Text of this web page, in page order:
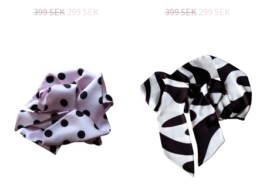
399 SEK 299 SEK 399 SEK 299 SEK